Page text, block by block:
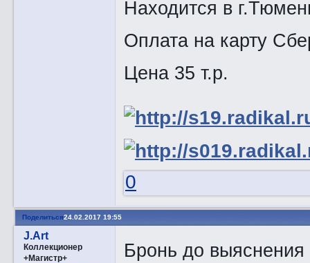
Находится в
Оплата на карту
Цена 35 т.р.
0
Поделиться24.02.2017 19:55
J.Art
Коллекционер
+Магистр+
Бронь до выяснения